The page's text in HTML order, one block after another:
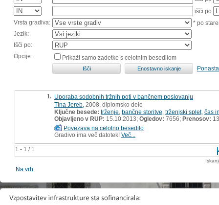
išči po
Vrsta gradiva:
* po
Jezik:
Išči po:
Opcije:
Prikaži samo zadetke s celotnim besedilom
1 - 1 / 1
1. Uporaba sodobnih tržnih poti v bančnem poslovanju
Tina Jereb , 2008, diplomsko delo
Ključne besede: trženje bančne storitve trženjski splet, čas
Objavljeno v RUP: 15.10.2013; Ogledov: 7656; Prenosov:
Povezava na celotno besedilo
Gradivo ima več datotek! Več...
Na vrh